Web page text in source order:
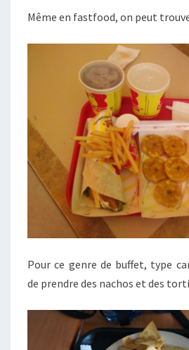
Même en fastfood, on peut
Pour ce genre de buffet, type
de prendre des nachos et des